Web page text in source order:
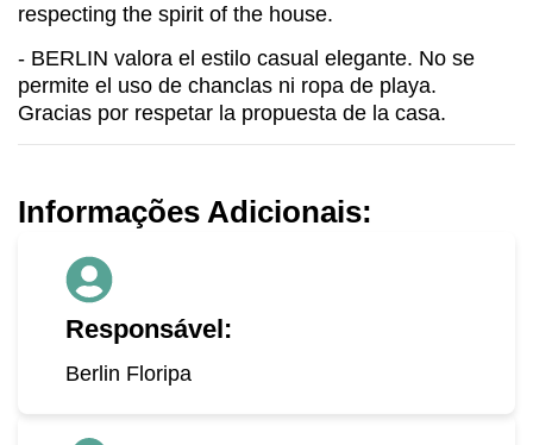
respecting the spirit of the house.
- BERLIN valora el estilo casual elegante. No se
permite el uso de chanclas ni ropa de playa.
Gracias por respetar la propuesta de la casa.
Informações Adicionais:
Responsável:
Berlin Floripa